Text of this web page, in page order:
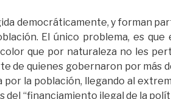
democráticamente, y forman
El único problema, es
que por naturaleza no les
de quienes gobernaron por más
la población, llegando al
del “financiamiento ilegal de la